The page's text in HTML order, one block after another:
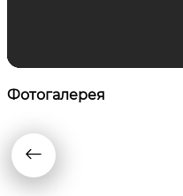
Фотогалерея